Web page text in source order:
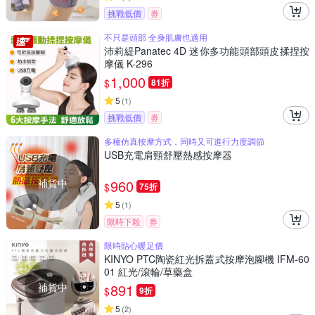
挑戰低價
券
不只是頭部 全身肌膚也適用
沛莉緹Panatec 4D 迷你多功能頭部頭皮揉捏按
摩儀 K-296
$1,000 81折
5 (1)
挑戰低價 券
補貨中
多種仿真按摩方式，同時又可進行力度調節
USB充電肩頸舒壓熱感按摩器
$960 75折
5 (1)
限時下殺 券
補貨中
限時貼心暖足價
KINYO PTC陶瓷紅光拆蓋式按摩泡腳機 IFM-60
01 紅光/滾輪/草藥盒
$891 9折
5 (2)